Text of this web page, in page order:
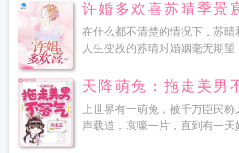
许婚多欢喜苏晴季景
在什么都不清楚的情况下，苏
人生变故的苏晴对婚姻毫无期
天降萌兔：拖走美男
上世界有一萌兔，被千万臣民
声载道，哀嚎一片，直到有一